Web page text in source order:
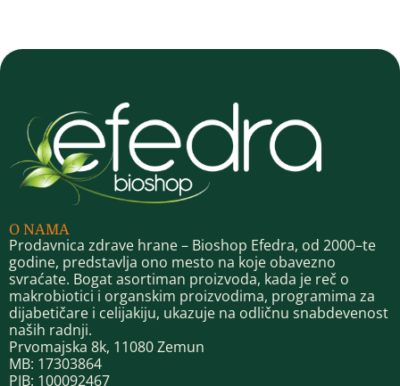
O NAMA
Prodavnica zdrave hrane – Bioshop Efedra, od 2000–te
godine, predstavlja ono mesto na koje obavezno
svraćate. Bogat asortiman proizvoda, kada je reč o
makrobiotici i organskim proizvodima, programima za
dijabetičare i celijakiju, ukazuje na odličnu snabdevenost
naših radnji.
Prvomajska 8k, 11080 Zemun
MB: 17303864
PIB: 100092467